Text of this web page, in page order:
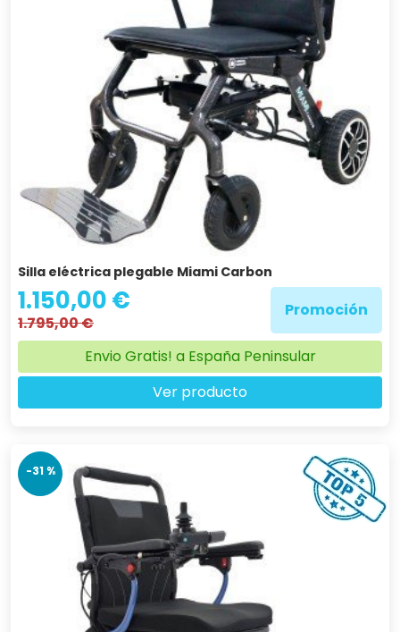
Silla eléctrica plegable Miami Carbon
1.150,00 €
1.795,00 €
Promoción
Envio Gratis! a España Peninsular
Ver producto
-31 %